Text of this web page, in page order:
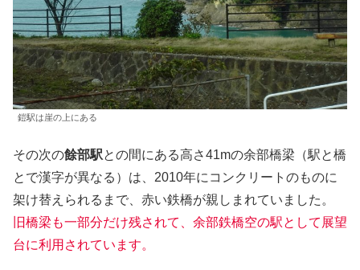
鎧駅は崖の上にある
その次の餘部駅との間にある高さ41mの余部橋梁（駅と橋
とで漢字が異なる）は、2010年にコンクリートのものに
架け替えられるまで、赤い鉄橋が親しまれていました。
旧橋梁も一部分だけ残されて、余部鉄橋空の駅として展望
台に利用されています。